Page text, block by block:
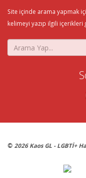
Site içinde arama yapmak
kelimeyi yazıp ilgili
© 2026 Kaos GL - LGBTİ+